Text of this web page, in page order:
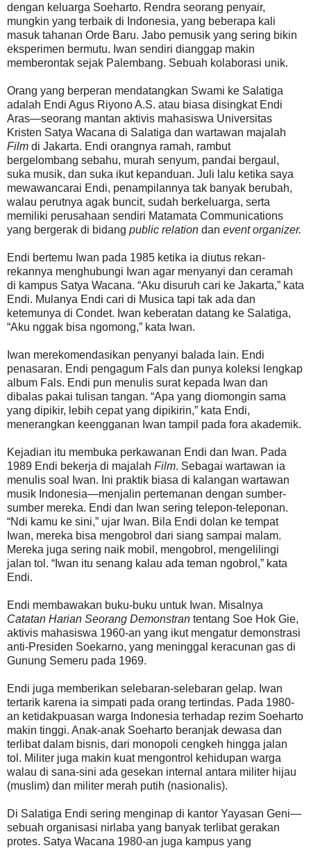
dengan keluarga Soeharto. Rendra seorang penyair,
mungkin yang terbaik di Indonesia, yang beberapa kali
masuk tahanan Orde Baru. Jabo pemusik yang sering bikin
eksperimen bermutu. Iwan sendiri dianggap makin
memberontak sejak Palembang. Sebuah kolaborasi unik.
Orang yang berperan mendatangkan Swami ke Salatiga
adalah Endi Agus Riyono A.S. atau biasa disingkat Endi
Aras—seorang mantan aktivis mahasiswa Universitas
Kristen Satya Wacana di Salatiga dan wartawan majalah
Film di Jakarta. Endi orangnya ramah, rambut
bergelombang sebahu, murah senyum, pandai bergaul,
suka musik, dan suka ikut kepanduan. Juli lalu ketika saya
mewawancarai Endi, penampilannya tak banyak berubah,
walau perutnya agak buncit, sudah berkeluarga, serta
memiliki perusahaan sendiri Matamata Communications
yang bergerak di bidang public relation dan event organizer.
Endi bertemu Iwan pada 1985 ketika ia diutus rekan-
rekannya menghubungi Iwan agar menyanyi dan ceramah
di kampus Satya Wacana. “Aku disuruh cari ke Jakarta,” kata
Endi. Mulanya Endi cari di Musica tapi tak ada dan
ketemunya di Condet. Iwan keberatan datang ke Salatiga,
“Aku nggak bisa ngomong,” kata Iwan.
Iwan merekomendasikan penyanyi balada lain. Endi
penasaran. Endi pengagum Fals dan punya koleksi lengkap
album Fals. Endi pun menulis surat kepada Iwan dan
dibalas pakai tulisan tangan. “Apa yang diomongin sama
yang dipikir, lebih cepat yang dipikirin,” kata Endi,
menerangkan keengganan Iwan tampil pada fora akademik.
Kejadian itu membuka perkawanan Endi dan Iwan. Pada
1989 Endi bekerja di majalah Film. Sebagai wartawan ia
menulis soal Iwan. Ini praktik biasa di kalangan wartawan
musik Indonesia—menjalin pertemanan dengan sumber-
sumber mereka. Endi dan Iwan sering telepon-teleponan.
“Ndi kamu ke sini,” ujar Iwan. Bila Endi dolan ke tempat
Iwan, mereka bisa mengobrol dari siang sampai malam.
Mereka juga sering naik mobil, mengobrol, mengelilingi
jalan tol. “Iwan itu senang kalau ada teman ngobrol,” kata
Endi.
Endi membawakan buku-buku untuk Iwan. Misalnya
Catatan Harian Seorang Demonstran tentang Soe Hok Gie,
aktivis mahasiswa 1960-an yang ikut mengatur demonstrasi
anti-Presiden Soekarno, yang meninggal keracunan gas di
Gunung Semeru pada 1969.
Endi juga memberikan selebaran-selebaran gelap. Iwan
tertarik karena ia simpati pada orang tertindas. Pada 1980-
an ketidakpuasan warga Indonesia terhadap rezim Soeharto
makin tinggi. Anak-anak Soeharto beranjak dewasa dan
terlibat dalam bisnis, dari monopoli cengkeh hingga jalan
tol. Militer juga makin kuat mengontrol kehidupan warga
walau di sana-sini ada gesekan internal antara militer hijau
(muslim) dan militer merah putih (nasionalis).
Di Salatiga Endi sering menginap di kantor Yayasan Geni—
sebuah organisasi nirlaba yang banyak terlibat gerakan
protes. Satya Wacana 1980-an juga kampus yang